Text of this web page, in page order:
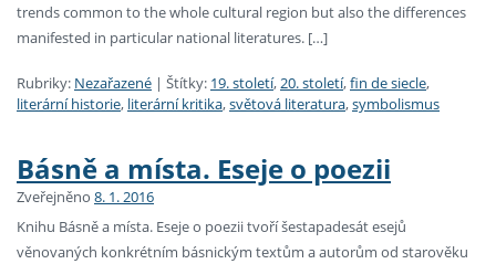
trends common to the whole cultural region but also the differences
manifested in particular national literatures. […]
Rubriky: Nezařazené | Štítky: 19. století,20. století,fin de siecle,
literární historie, literární kritika,světová literatura,symbolismus
Básně a místa. Eseje o poezii
Zveřejněno 8. 1. 2016
Knihu Básně a místa. Eseje o poezii tvoří šestapadesát esejů
věnovaných konkrétním básnickým textům a autorům od starověku